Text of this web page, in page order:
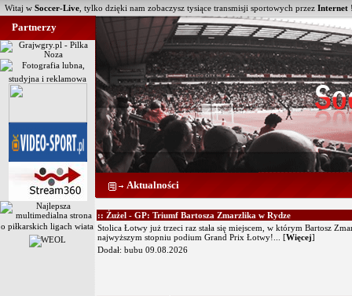
Witaj w Soccer-Live , tylko dzięki nam zobaczysz tysiące transmisji sportowych przez Internet
Partnerzy
Aktualności
:: Żużel - GP: Triumf Bartosza Zmarzlika w Rydze
Stolica Łotwy już trzeci raz stała się miejscem, w którym Bartosz
najwyższym stopniu podium Grand Prix Łotwy!... [Więcej]
Dodał: bubu 09.08.2026